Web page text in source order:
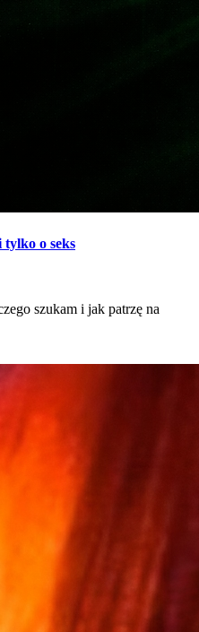
tylko o seks
szukam i jak patrzę na